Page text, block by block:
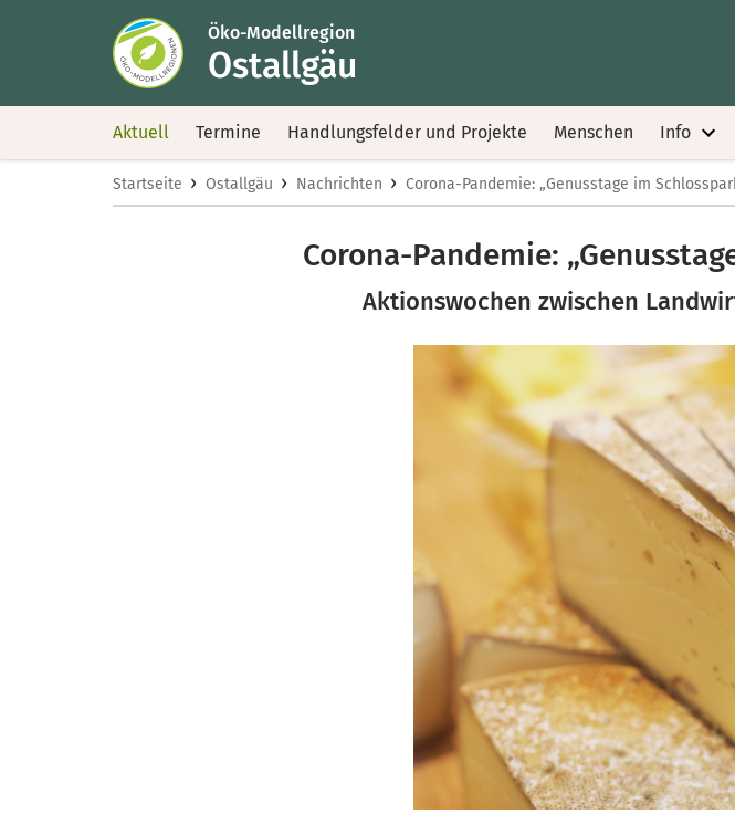
Öko-Modellregion
Ostallgäu
Aktuell Termine Handlungsfelder und Projekte Menschen Info
Startseite › Ostallgäu › Nachrichten › Corona-Pandemie: „Genusstage im
Corona-Pandemie:
Aktionswochen zwischen